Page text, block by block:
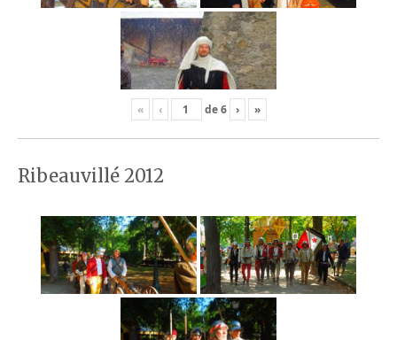
« ‹ de6 › »
Ribeauvillé 2012